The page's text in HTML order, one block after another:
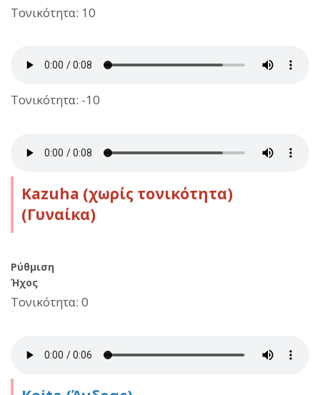
Τονικότητα: 10
Τονικότητα: -10
Kazuha (χωρίς τονικότητα)
(Γυναίκα)
Ρύθμιση
Ήχος
Τονικότητα: 0